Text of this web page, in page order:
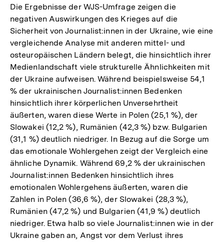
Die Ergebnisse der WJS-Umfrage zeigen die
negativen Auswirkungen des Krieges auf die
Sicherheit von Journalist:innen in der Ukraine, wie eine
vergleichende Analyse mit anderen mittel- und
osteuropäischen Ländern belegt, die hinsichtlich ihrer
Medienlandschaft viele strukturelle Ähnlichkeiten mit
der Ukraine aufweisen. Während beispielsweise 54,1
% der ukrainischen Journalist:innen Bedenken
hinsichtlich ihrer körperlichen Unversehrtheit
äußerten, waren diese Werte in Polen (25,1 %), der
Slowakei (12,2 %), Rumänien (42,3 %) bzw. Bulgarien
(31,1 %) deutlich niedriger. In Bezug auf die Sorge um
das emotionale Wohlergehen zeigt der Vergleich eine
ähnliche Dynamik. Während 69,2 % der ukrainischen
Journalist:innen Bedenken hinsichtlich ihres
emotionalen Wohlergehens äußerten, waren die
Zahlen in Polen (36,6 %), der Slowakei (28,3 %),
Rumänien (47,2 %) und Bulgarien (41,9 %) deutlich
niedriger. Etwa halb so viele Journalist:innen wie in der
Ukraine gaben an, Angst vor dem Verlust ihres